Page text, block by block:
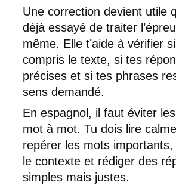
Une correction devient utile
déjà essayé de traiter
même. Elle t’aide à vérifier
compris le texte, si tes
précises et si tes phrases
sens demandé.
En espagnol, il faut éviter
mot à mot. Tu dois lire
repérer les mots
le contexte et rédiger des
simples mais justes.